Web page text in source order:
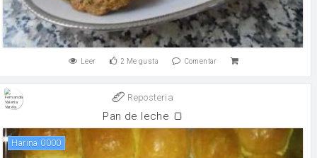
Leer 2 Me gusta Comentar
Reposteria
Pan de leche 🍞
Harina 0000